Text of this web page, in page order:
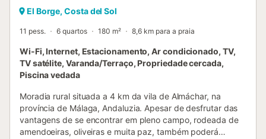
El Borge, Costa del Sol
11 pess. 6 quartos 180 m² 8,6 km para a praia
Wi-Fi, Internet, Estacionamento, Ar condicionado, TV,
TV satélite, Varanda/Terraço, Propriedade cercada,
Piscina vedada
Moradia rural situada a 4 km da vila de Almáchar, na
província de Málaga, Andaluzia. Apesar de desfrutar das
vantagens de se encontrar em pleno campo, rodeada de
amendoeiras, oliveiras e muita paz, também poderá